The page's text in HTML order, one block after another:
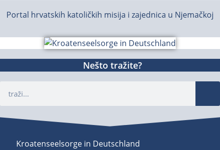
Portal hrvatskih katoličkih misija i zajednica u Njemačkoj
Nešto tražite?
Kroatenseelsorge in Deutschland